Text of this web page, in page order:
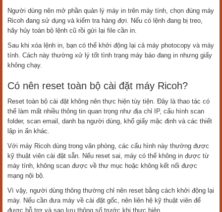
Người dùng nên mở phần quản lý máy in trên máy tính, chọn đúng máy
Ricoh đang sử dụng và kiểm tra hàng đợi. Nếu có lệnh đang bị treo,
hãy hủy toàn bộ lệnh cũ rồi gửi lại file cần in.
Sau khi xóa lệnh in, bạn có thể khởi động lại cả máy photocopy và máy
tính. Cách này thường xử lý tốt tình trạng máy báo đang in nhưng giấy
không chạy.
Có nên reset toàn bộ cài đặt máy Ricoh?
Reset toàn bộ cài đặt không nên thực hiện tùy tiện. Đây là thao tác có
thể làm mất nhiều thông tin quan trọng như địa chỉ IP, cấu hình scan
folder, scan email, danh bạ người dùng, khổ giấy mặc định và các thiết
lập in ấn khác.
Với máy Ricoh dùng trong văn phòng, các cấu hình này thường được
kỹ thuật viên cài đặt sẵn. Nếu reset sai, máy có thể không in được từ
máy tính, không scan được về thư mục hoặc không kết nối được
mạng nội bộ.
Vì vậy, người dùng thông thường chỉ nên reset bằng cách khởi động lại
máy. Nếu cần đưa máy về cài đặt gốc, nên liên hệ kỹ thuật viên để
được hỗ trợ và sao lưu thông số trước khi thực hiện.